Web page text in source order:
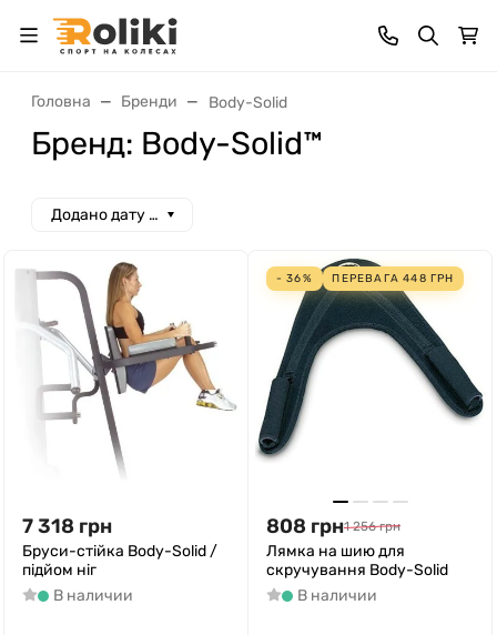
Головна Бренди Body-Solid
Бренд: Body-Solid™
Додано дату спад
7 318 грн
Бруси-стійка Body-Solid /
підйом ніг
В наличии
- 36% ПЕРЕВАГА448 ГРН
808 грн1 256 грн
Лямка на шию для
скручування Body-Solid
В наличии